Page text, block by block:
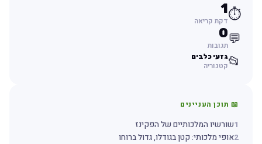
⏱️
1
דקת קריאה
💬
0
תגובות
📂גזעי כלבים
קטגוריה
📖 תוכן העניינים
שורשיו המלכותיים של הפקינז
2אופי מלכותי: קטן בגודלו, גדול ברוחו